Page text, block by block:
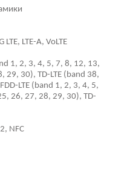
LTE-A, VoLTE
1, 2, 3, 4, 5, 7, 8, 12, 13,
29, 30), TD-LTE (band 38,
LTE (band 1, 2, 3, 4, 5,
26, 27, 28, 29, 30), TD-
NFC